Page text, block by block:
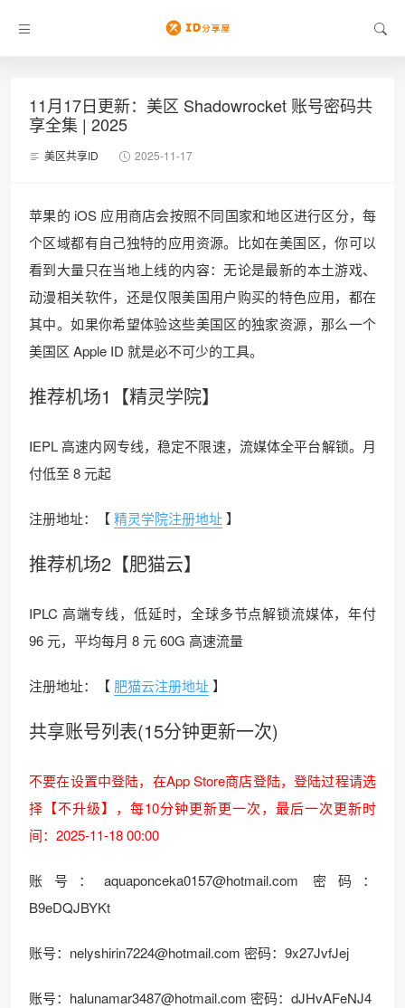
11月17日更新：美区 Shadowrocket 账号密码共
享全集 | 2025
美区共享ID 2025-11-17
苹果的 iOS 应用商店会按照不同国家和地区进行区分，每
个区域都有自己独特的应用资源。比如在美国区，你可以
看到大量只在当地上线的内容：无论是最新的本土游戏、
动漫相关软件，还是仅限美国用户购买的特色应用，都在
其中。如果你希望体验这些美国区的独家资源，那么一个
美国区 Apple ID 就是必不可少的工具。
推荐机场1【精灵学院】
IEPL 高速内网专线，稳定不限速，流媒体全平台解锁。月
付低至 8 元起
注册地址：【精灵学院注册地址】
推荐机场2【肥猫云】
IPLC 高端专线，低延时，全球多节点解锁流媒体，年付
96 元，平均每月 8 元 60G 高速流量
注册地址：【 肥猫云注册地址】
共享账号列表(15分钟更新一次)
不要在设置中登陆，在App Store商店登陆，登陆过程请选
择【不升级】，每10分钟更新更一次，最后一次更新时
间：2025-11-18 00:00
账号：aquaponceka0157@hotmail.com 密码：
B9eDQJBYKt
账号：nelyshirin7224@hotmail.com 密码：9x27JvfJej
账号：halunamar3487@hotmail.com 密码：dJHvAFeNJ4